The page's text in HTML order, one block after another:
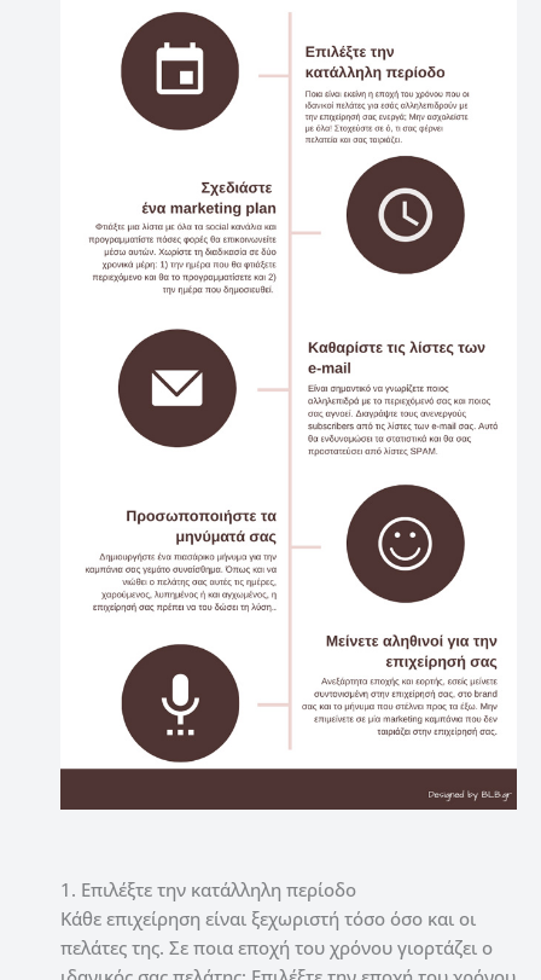
1. Επιλέξτε την κατάλληλη περίοδο
Κάθε επιχείρηση είναι ξεχωριστή τόσο όσο και οι
πελάτες της. Σε ποια εποχή του χρόνου γιορτάζει ο